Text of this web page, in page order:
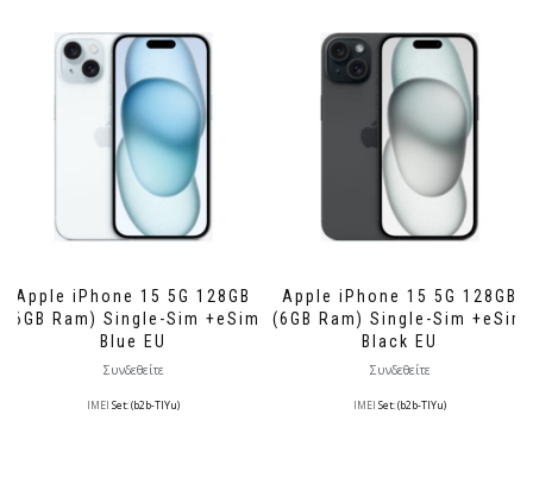
Apple iPhone 15 5G 128GB
(6GB Ram) Single-Sim +eSim
Blue EU
Συνδεθείτε
IMEI Set: (b2b-TlYu)
Apple iPhone 15 5G 128GB
(6GB Ram) Single-Sim +eSim
Black EU
Συνδεθείτε
IMEI Set: (b2b-TlYu)